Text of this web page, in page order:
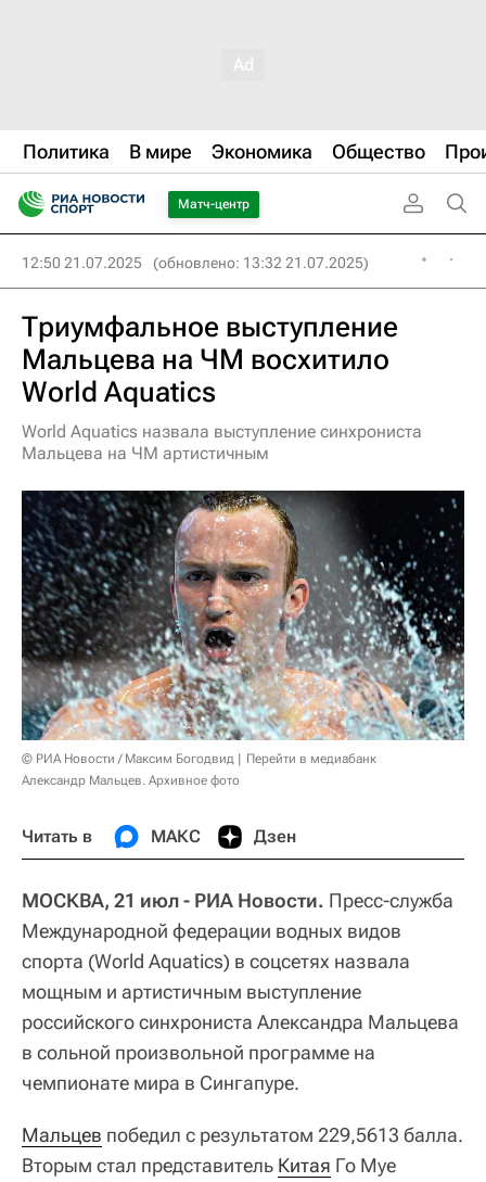
Политика В мире Экономика Общество
Матч-центр
12:50 21.07.2025 (обновлено: 13:32 21.07.2025)
Триумфальное выступление
Мальцева на ЧМ восхитило
World Aquatics
World Aquatics назвала выступление синхрониста
Мальцева на ЧМ артистичным
© РИА Новости / Максим Богодвид
Перейти в медиабанк
Александр Мальцев. Архивное фото
Читать в МАКС Дзен
МОСКВА, 21 июл - РИА Новости. Пресс-служба
Международной федерации водных видов
спорта (World Aquatics) в соцсетях назвала
мощным и артистичным выступление
российского синхрониста Александра Мальцева
в сольной произвольной программе на
чемпионате мира в Сингапуре.
Мальцев победил с результатом 229,5613 балла.
Вторым стал представитель Китая Го Муе